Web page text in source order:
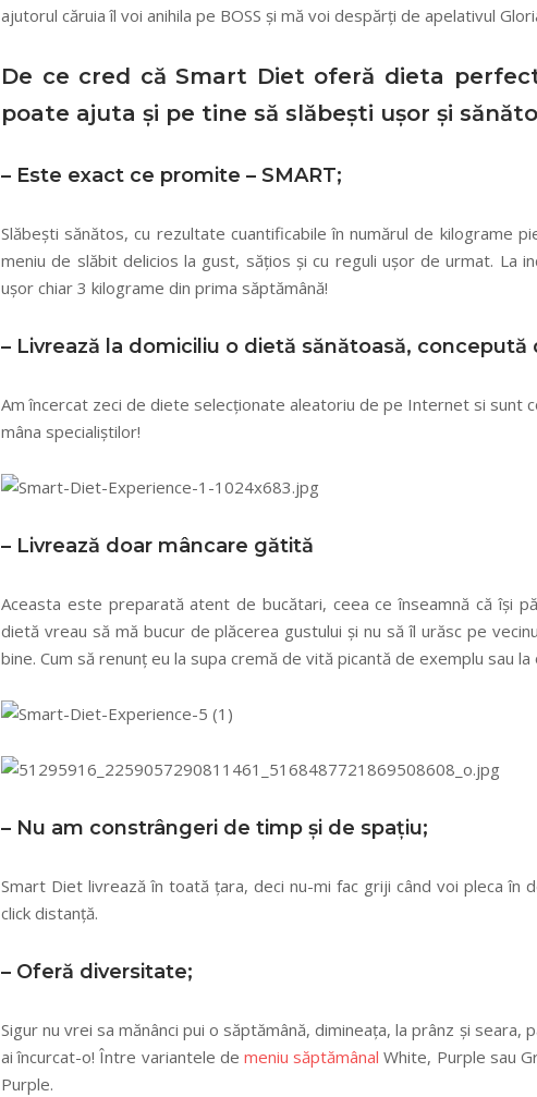
ajutorul căruia îl voi anihila pe BOSS și mă voi despărți de apelativul
De ce cred că Smart Diet oferă dieta
poate ajuta și pe tine să slăbești ușor și
– Este exact ce promite – SMART;
Slăbești sănătos, cu rezultate cuantificabile în numărul de kilograme
meniu de slăbit delicios la gust, sățios și cu reguli ușor de urmat. La
ușor chiar 3 kilograme din prima săptămână!
– Livrează la domiciliu o dietă sănătoasă,
Am încercat zeci de diete selecționate aleatoriu de pe Internet si sunt
mâna specialiștilor!
– Livrează doar mâncare gătită
Aceasta este preparată atent de bucătari, ceea ce înseamnă că își
dietă vreau să mă bucur de plăcerea gustului și nu să îl urăsc pe
bine. Cum să renunț eu la supa cremă de vită picantă de exemplu sau la
– Nu am constrângeri de timp și de spațiu;
Smart Diet livrează în toată țara, deci nu-mi fac griji când voi pleca în
click distanță.
– Oferă diversitate;
Sigur nu vrei sa mănânci pui o săptămână, dimineața, la prânz și seara,
ai încurcat-o! Între variantele de meniu săptămânal White, Purple sau
Purple.